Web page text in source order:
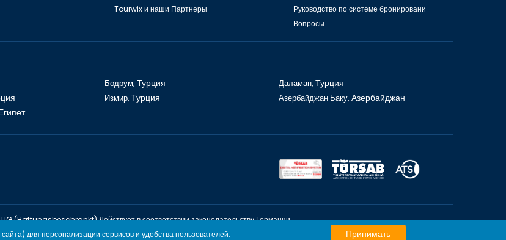
Tourwix и наши Партнеры
Руководство по системе бронировани
Вопросы
Бодрум, Турция Даламан, Турция
Измир, Турция Азербайджан Баку, Азербайджан
(Haftungsbeschränkt) Действует в соответствии законодательству Германии
TOURWİX TURİZM Действует в соответствии законодательству Турции
для персонализации сервисов и удобства пользователей. Принимать